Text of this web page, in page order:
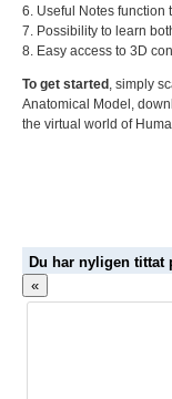
6. Useful Notes function
7. Possibility to learn
8. Easy access to 3D
To get started , simply
Anatomical Model,
the virtual world of
Du har nyligen tittat
«